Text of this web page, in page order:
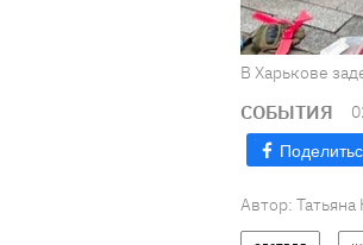
В Харькове
СОБЫТИЯ
Автор: Татьяна